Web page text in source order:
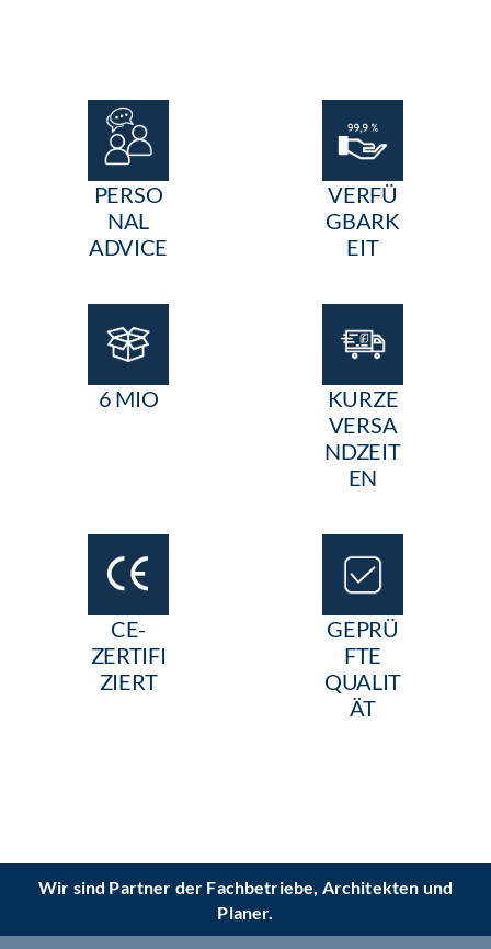
PERSO
NAL
ADVICE
VERFÜ
GBARK
EIT
6 MIO
KURZE
VERSA
NDZEIT
EN
CE-
ZERTIFI
ZIERT
GEPRÜ
FTE
QUALIT
ÄT
Wir sind Partner der Fachbetriebe, Architekten und
Planer.